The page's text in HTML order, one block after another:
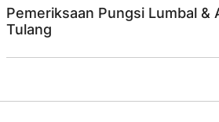
Pemeriksaan Pungsi Lumbal &
Tulang